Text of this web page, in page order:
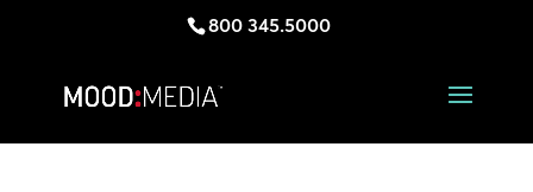
800 345.5000